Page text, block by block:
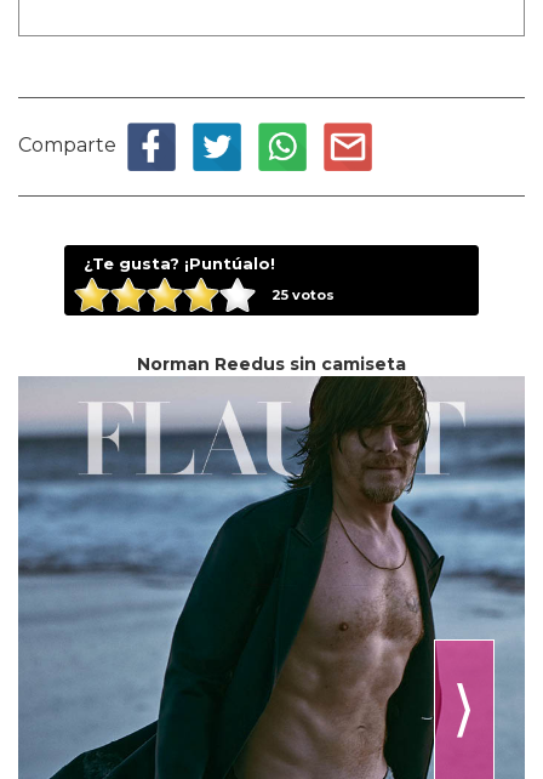
Comparte
¿Te gusta? ¡Puntúalo!
25votos
Norman Reedus sin camiseta
⟩